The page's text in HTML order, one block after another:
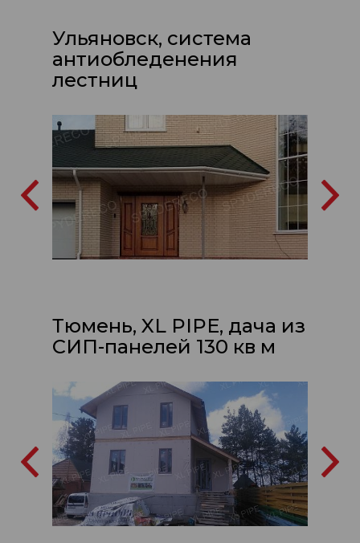
Ульяновск, система
антиобледенения
лестниц
Тюмень, XL PIPE, дача из
СИП-панелей 130 кв м